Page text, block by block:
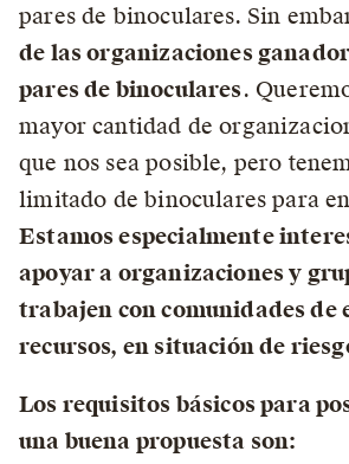
pares de binoculares. Sin
de las organizaciones
pares de binoculares.
mayor cantidad de
que nos sea posible, pero
limitado de binoculares para
Estamos especialmente
apoyar a organizaciones y
trabajen con comunidades de
recursos, en situación de
Los requisitos básicos para
una buena propuesta son: